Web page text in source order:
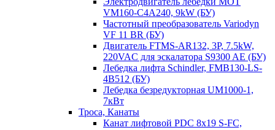
VM160-C4A240, 9kW (БУ)
Частотный преобразователь Variodyn
VF 11 BR (БУ)
Двигатель FTMS-AR132, 3P, 7.5kW,
220VAC для эскалатора S9300 AE (БУ)
Лебедка лифта Schindler, FMB130-LS-
4B512 (БУ)
Лебедка безредукторная UM1000-1,
7кВт
Троса, Канаты
Канат лифтовой PDC 8x19 S-FC,